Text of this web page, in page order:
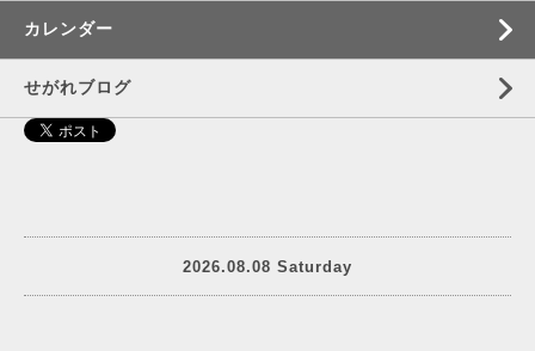
カレンダー
せがれブログ
2026.08.08 Saturday